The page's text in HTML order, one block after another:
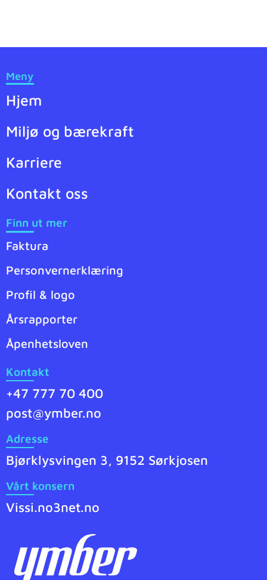
Meny
Hjem
Miljø og bærekraft
Karriere
Kontakt oss
Finn ut mer
Faktura
Personvernerklæring
Profil & logo
Årsrapporter
Åpenhetsloven
Kontakt
+47 777 70 400
post@ymber.no
Adresse
Bjørklysvingen 3, 9152 Sørkjosen
Vårt konsern
Vissi.no3net.no